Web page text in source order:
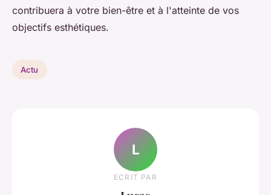
contribuera à votre bien-être et à l'atteinte de vos
objectifs esthétiques.
Actu
L
ECRIT PAR